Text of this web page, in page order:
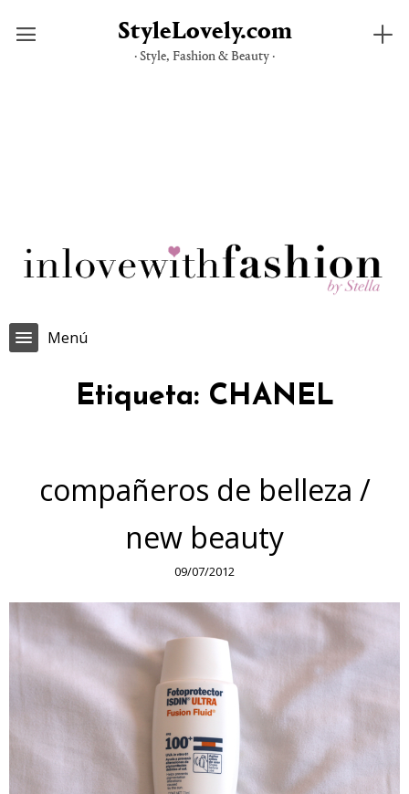
StyleLovely.com
· Style, Fashion & Beauty ·
Menú
Etiqueta: CHANEL
compañeros de belleza /
new beauty
09/07/2012